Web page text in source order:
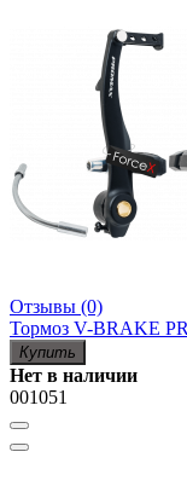
Отзывы (0)
Тормоз V-BRAKE
Купить
Нет в наличии
001051